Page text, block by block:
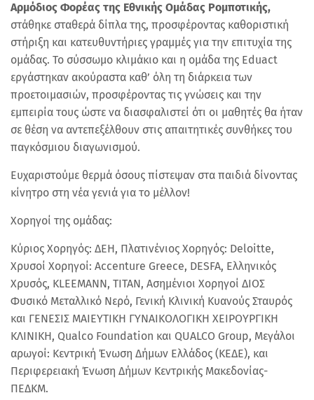
Αρμόδιος Φορέας της Εθνικής Ομάδας Ρομποτικής,
στάθηκε σταθερά δίπλα της, προσφέροντας καθοριστική
στήριξη και κατευθυντήριες γραμμές για την επιτυχία της
ομάδας. Το σύσσωμο κλιμάκιο και η ομάδα της Eduact
εργάστηκαν ακούραστα καθ’ όλη τη διάρκεια των
προετοιμασιών, προσφέροντας τις γνώσεις και την
εμπειρία τους ώστε να διασφαλιστεί ότι οι μαθητές θα ήταν
σε θέση να αντεπεξέλθουν στις απαιτητικές συνθήκες του
παγκόσμιου διαγωνισμού.
Ευχαριστούμε θερμά όσους πίστεψαν στα παιδιά δίνοντας
κίνητρο στη νέα γενιά για το μέλλον!
Χορηγοί της ομάδας:
Κύριος Χορηγός: ΔΕΗ, Πλατινένιος Χορηγός: Deloitte,
Χρυσοί Χορηγοί: Accenture Greece, DESFA, Ελληνικός
Χρυσός, KLEEMANN, TITAN, Ασημένιοι Χορηγοί ΔΙΟΣ
Φυσικό Μεταλλικό Νερό, Γενική Κλινική Κυανούς Σταυρός
και ΓΕΝΕΣΙΣ ΜΑΙΕΥΤΙΚΗ ΓΥΝΑΙΚΟΛΟΓΙΚΗ ΧΕΙΡΟΥΡΓΙΚΗ
ΚΛΙΝΙΚΗ, Qualco Foundation και QUALCO Group, Μεγάλοι
αρωγοί: Κεντρική Ένωση Δήμων Ελλάδος (ΚΕΔΕ), και
Περιφερειακή Ένωση Δήμων Κεντρικής Μακεδονίας-
ΠΕΔΚΜ.